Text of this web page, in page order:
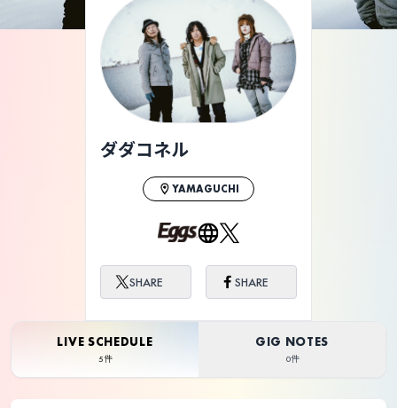
ダダコネル
YAMAGUCHI
SHARE SHARE
LIVE SCHEDULE
5件
GIG NOTES
0件